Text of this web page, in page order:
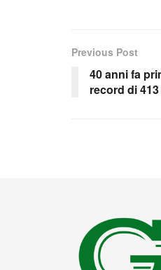
Previous Post
40 anni fa
record di